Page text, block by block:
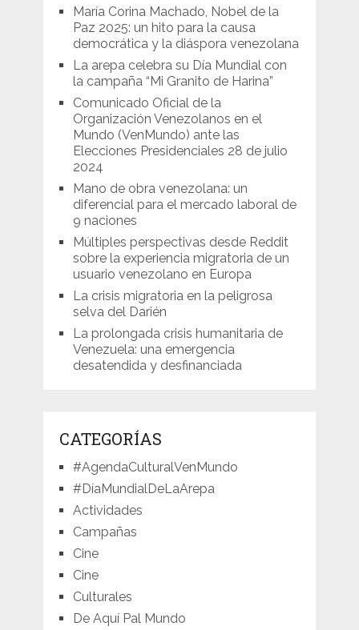
María Corina Machado, Nobel de la
Paz 2025: un hito para la causa
democrática y la diáspora venezolana
La arepa celebra su Día Mundial con
la campaña “Mi Granito de Harina”
Comunicado Oficial de la
Organización Venezolanos en el
Mundo (VenMundo) ante las
Elecciones Presidenciales 28 de julio
2024
Mano de obra venezolana: un
diferencial para el mercado laboral de
9 naciones
Múltiples perspectivas desde Reddit
sobre la experiencia migratoria de un
usuario venezolano en Europa
La crisis migratoria en la peligrosa
selva del Darién
La prolongada crisis humanitaria de
Venezuela: una emergencia
desatendida y desfinanciada
CATEGORÍAS
#AgendaCulturalVenMundo
#DíaMundialDeLaArepa
Actividades
Campañas
Cine
Cine
Culturales
De Aquí Pal Mundo